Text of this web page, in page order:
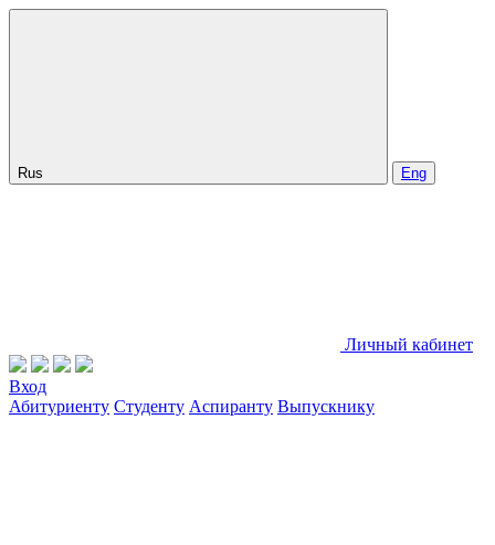
Rus Eng
Личный кабинет
Вход
Абитуриенту Студенту Аспиранту Выпускнику